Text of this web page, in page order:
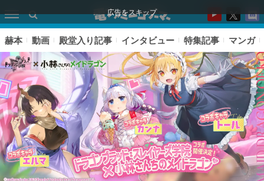
広告をスキップ
赫本 動画 殿堂入り記事 インタビュー 特集記事 マンガ